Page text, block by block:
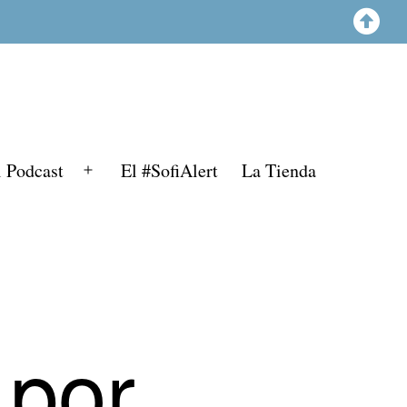
Podcast
AbrirEl #SofiAlert La Tienda